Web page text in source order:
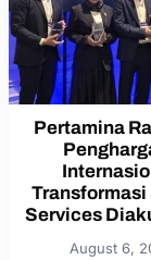
Pertamina
Transformasi
Services
August 6,